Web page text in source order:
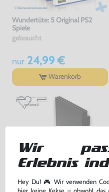
Wundertüte: 5 Original PS2
Spiele
gebraucht
nur24,99 €
Warenkorb
Wir
Erlebnis
Hey Du! 🎮 Wir verwenden